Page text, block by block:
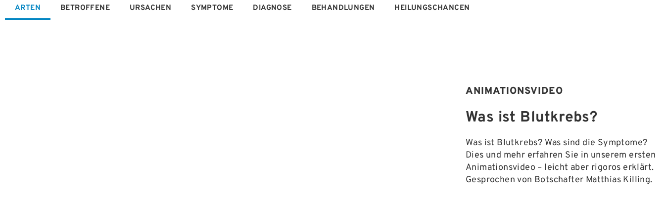
ARTEN BETROFFENE URSACHEN SYMPTOME DIAGNOSE BEHANDLUNGEN HEILUNGSCHANCEN
ANIMATIONSVIDEO
Was ist Blutkrebs?
Was ist Blutkrebs? Was sind die Symptome?
Dies und mehr erfahren Sie in unserem ersten
Animationsvideo – leicht aber rigoros erklärt.
Gesprochen von Botschafter Matthias Killing.